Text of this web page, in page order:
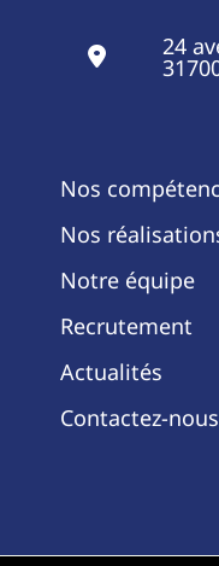
24
Nos
Nos
Notre équipe
Recrutement
Actualités
Contactez-nous